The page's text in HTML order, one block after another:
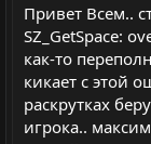
Привет Всем..
SZ_GetSpace:
как-то
кикает с этой
раскрутках
игрока..